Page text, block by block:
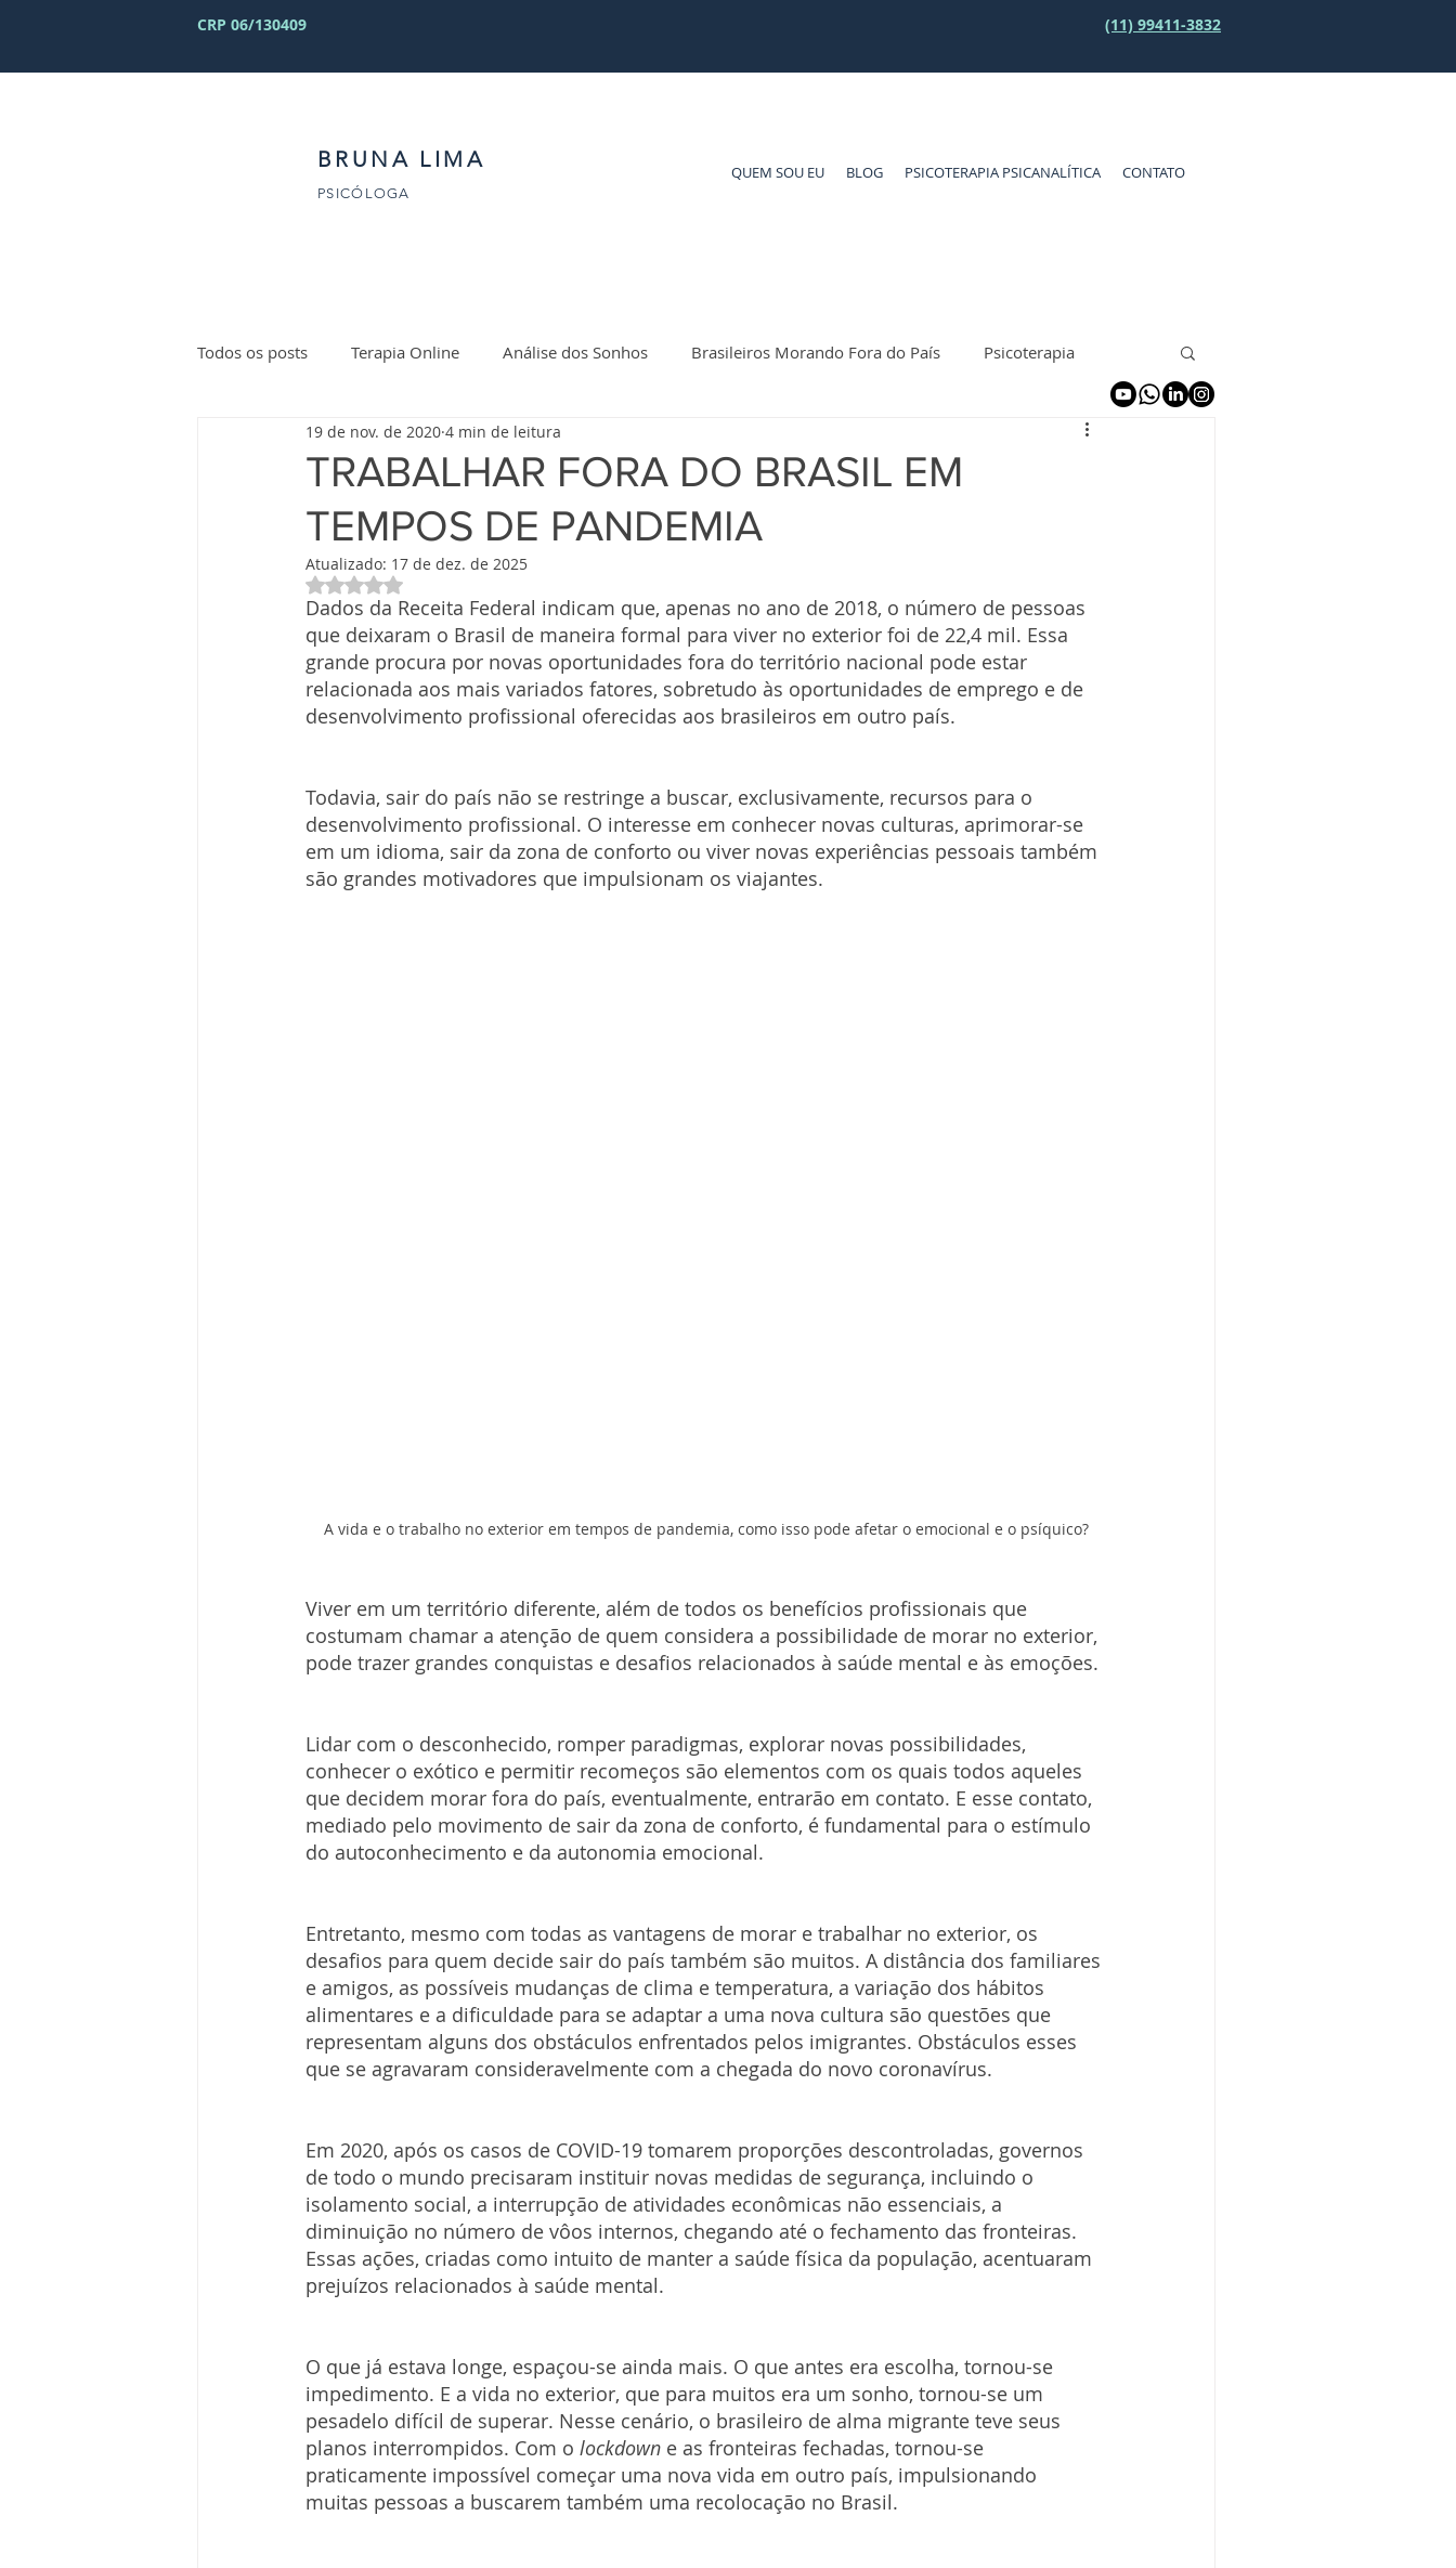
CRP 06/130409 (11) 99411-3832
BRUNA LIMA QUEM SOU EU BLOG PSICOTERAPIA PSICANALÍTICA CONTATO
PSICÓLOGA
Todos os posts Terapia Online Análise dos Sonhos Brasileiros Morando Fora do País Psicoterapia
TRABALHAR FORA DO BRASIL EM
TEMPOS DE PANDEMIA
19 de nov. de 2020 4 min de leitura
Atualizado: 17 de dez. de 2025
Avaliado com NaN de 5 estrelas.
Dados da Receita Federal indicam que, apenas no ano de 2018, o número de pessoas
que deixaram o Brasil de maneira formal para viver no exterior foi de 22,4 mil. Essa
grande procura por novas oportunidades fora do território nacional pode estar
relacionada aos mais variados fatores, sobretudo às oportunidades de emprego e de
desenvolvimento profissional oferecidas aos brasileiros em outro país.
Todavia, sair do país não se restringe a buscar, exclusivamente, recursos para o
desenvolvimento profissional. O interesse em conhecer novas culturas, aprimorar-se
em um idioma, sair da zona de conforto ou viver novas experiências pessoais também
são grandes motivadores que impulsionam os viajantes.
A vida e o trabalho no exterior em tempos de pandemia, como isso pode afetar o emocional e o psíquico?
Viver em um território diferente, além de todos os benefícios profissionais que
costumam chamar a atenção de quem considera a possibilidade de morar no exterior,
pode trazer grandes conquistas e desafios relacionados à saúde mental e às emoções.
Lidar com o desconhecido, romper paradigmas, explorar novas possibilidades,
conhecer o exótico e permitir recomeços são elementos com os quais todos aqueles
que decidem morar fora do país, eventualmente, entrarão em contato. E esse contato,
mediado pelo movimento de sair da zona de conforto, é fundamental para o estímulo
do autoconhecimento e da autonomia emocional.
Entretanto, mesmo com todas as vantagens de morar e trabalhar no exterior, os
desafios para quem decide sair do país também são muitos. A distância dos familiares
e amigos, as possíveis mudanças de clima e temperatura, a variação dos hábitos
alimentares e a dificuldade para se adaptar a uma nova cultura são questões que
representam alguns dos obstáculos enfrentados pelos imigrantes. Obstáculos esses
que se agravaram consideravelmente com a chegada do novo coronavírus.
Em 2020, após os casos de COVID-19 tomarem proporções descontroladas, governos
de todo o mundo precisaram instituir novas medidas de segurança, incluindo o
isolamento social, a interrupção de atividades econômicas não essenciais, a
diminuição no número de vôos internos, chegando até o fechamento das fronteiras.
Essas ações, criadas como intuito de manter a saúde física da população, acentuaram
prejuízos relacionados à saúde mental.
O que já estava longe, espaçou-se ainda mais. O que antes era escolha, tornou-se
impedimento. E a vida no exterior, que para muitos era um sonho, tornou-se um
pesadelo difícil de superar. Nesse cenário, o brasileiro de alma migrante teve seus
planos interrompidos. Com o lockdown e as fronteiras fechadas, tornou-se
praticamente impossível começar uma nova vida em outro país, impulsionando
muitas pessoas a buscarem também uma recolocação no Brasil.